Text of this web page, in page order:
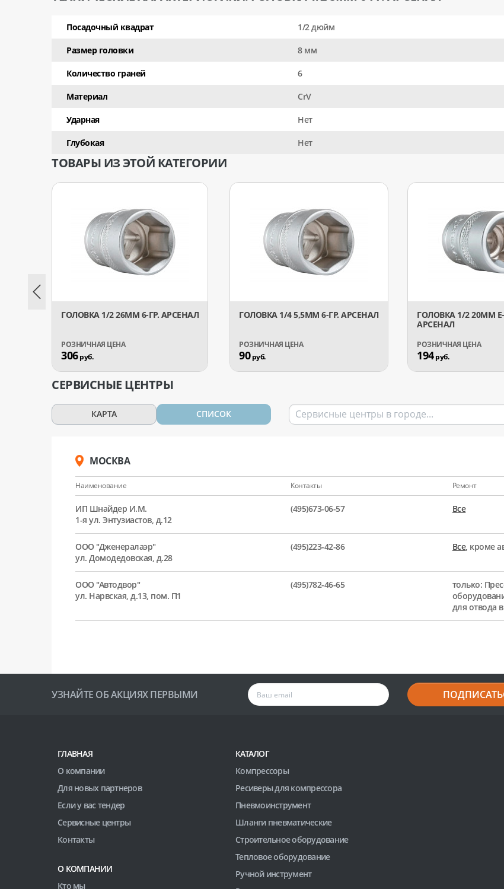
Посадочный квадрат 1/2 дюйм
Размер головки 8 мм
Количество граней 6
Материал CrV
Ударная Нет
Глубокая Нет
ТОВАРЫ ИЗ ЭТОЙ КАТЕГОРИИ
ГОЛОВКА 1/2 26ММ 6-ГР. АРСЕНАЛ
306руб.
ГОЛОВКА 1/4 5,5ММ 6-ГР. АРСЕНАЛ
90руб.
ГОЛОВКА 1/2 20ММ
АРСЕНАЛ
194руб.
СЕРВИСНЫЕ ЦЕНТРЫ
КАРТА СПИСОК
МОСКВА
Наименование Контакты Ремонт
ИП Шнайдер И.М.
1-я ул. Энтузиастов, д.12
(495)673-06-57 Все
ООО "Дженералаэр"
ул. Домодедовская, д.28
(495)223-42-86 Все, кроме
ООО "Автодвор"
ул. Нарвская, д.13, пом. П1
(495)782-46-65
только:
для отвода
УЗНАЙТЕ ОБ АКЦИЯХ ПЕРВЫМИ
ГЛАВНАЯ
О компании
Для новых партнеров
Если у вас тендер
Сервисные центры
Контакты
О КОМПАНИИ
Кто мы
КАТАЛОГ
Компрессоры
Ресиверы для компрессора
Пневмоинструмент
Шланги пневматические
Строительное оборудование
Тепловое оборудование
Ручной инструмент